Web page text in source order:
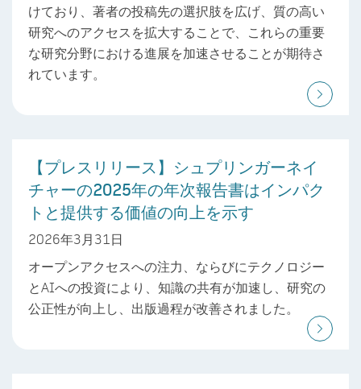
けており、著者の投稿先の選択肢を広げ、質の高い
研究へのアクセスを拡大することで、これらの重要
な研究分野における進展を加速させることが期待さ
れています。
【プレスリリース】シュプリンガーネイ
チャーの2025年の年次報告書はインパク
トと提供する価値の向上を示す
2026年3月31日
オープンアクセスへの注力、ならびにテクノロジー
とAIへの投資により、知識の共有が加速し、研究の
公正性が向上し、出版過程が改善されました。